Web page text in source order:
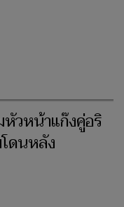
วหน้าแก๊งคู่อริ
ดนหลัง